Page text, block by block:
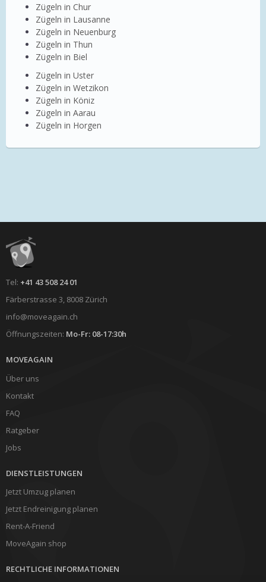
Zügeln in Chur
Zügeln in Lausanne
Zügeln in Neuenburg
Zügeln in Thun
Zügeln in Biel
Zügeln in Uster
Zügeln in Wetzikon
Zügeln in Köniz
Zügeln in Aarau
Zügeln in Horgen
Tel: +41 43 508 24 01
Färberstrasse 3, 8008 Zürich
info@moveagain.ch
Öffnungszeiten: Mo-Fr: 08-17:30h
MOVEAGAIN
Über uns
Kontakt
FAQ
Ratgeber
Jobs
DIENSTLEISTUNGEN
Jetzt Umzug planen
Jetzt Endreinigung planen
Rent-A-Friend
MoveAgain shop
RECHTLICHE INFORMATIONEN